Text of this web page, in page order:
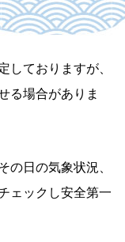
ておりますが、
る場合がありま
日の気象状況、
ェックし安全第一